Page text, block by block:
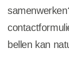
bellen kan